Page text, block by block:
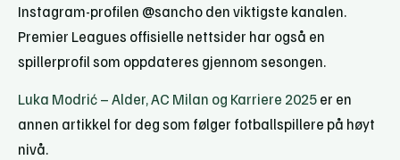
Instagram-profilen @sancho den viktigste kanalen.
Premier Leagues offisielle nettsider har også en
spillerprofil som oppdateres gjennom sesongen.
Luka Modrić – Alder, AC Milan og Karriere 2025er en
annen artikkel for deg som følger fotballspillere på høyt
nivå.